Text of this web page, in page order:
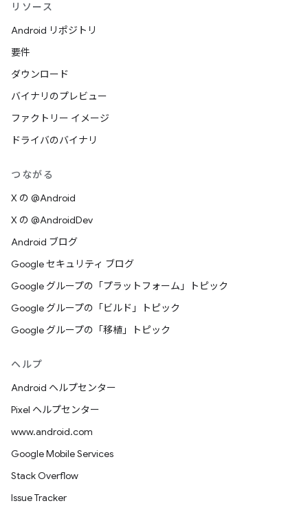
リソース
Android リポジトリ
要件
ダウンロード
バイナリのプレビュー
ファクトリー イメージ
ドライバのバイナリ
つながる
X の @Android
X の @AndroidDev
Android ブログ
Google セキュリティ ブログ
Google グループの「プラットフォーム」トピック
Google グループの「ビルド」トピック
Google グループの「移植」トピック
ヘルプ
Android ヘルプセンター
Pixel ヘルプセンター
www.android.com
Google Mobile Services
Stack Overflow
Issue Tracker